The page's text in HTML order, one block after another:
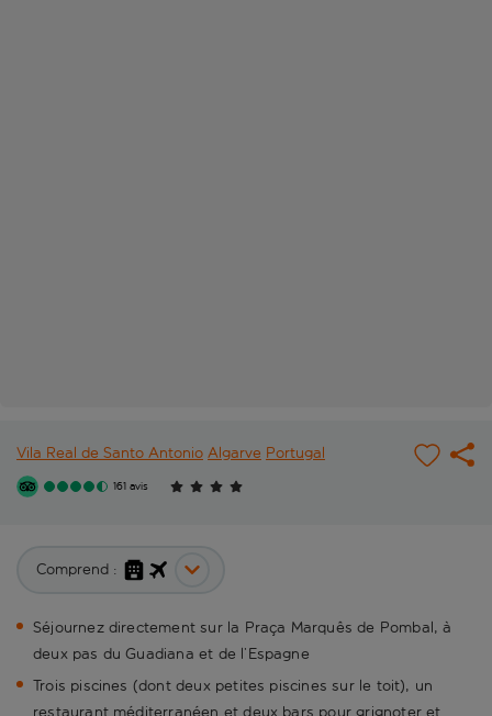
Vila Real de Santo Antonio Algarve Portugal
161 avis
Comprend :
Séjournez directement sur la Praça Marquês de Pombal, à
deux pas du Guadiana et de l’Espagne
Trois piscines (dont deux petites piscines sur le toit), un
restaurant méditerranéen et deux bars pour grignoter et